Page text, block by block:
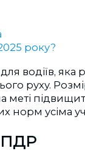
року?
водіїв, яка
руху.
меті
норм усіма
ПДР